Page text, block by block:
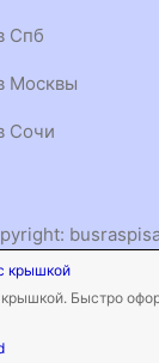
Спб
Москвы
Сочи
крышкой
Быстро